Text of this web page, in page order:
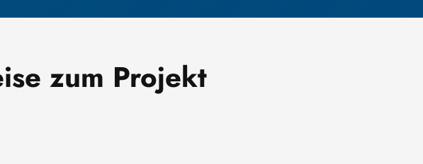
zum Projekt